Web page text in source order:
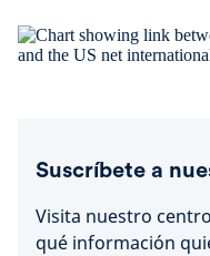
Suscríbete a
Visita nuestro
qué información